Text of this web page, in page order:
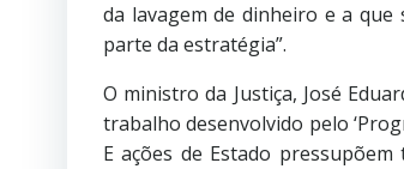
da lavagem de dinheiro e a que
parte da estratégia”.
O ministro da Justiça, José
trabalho desenvolvido pelo
E ações de Estado